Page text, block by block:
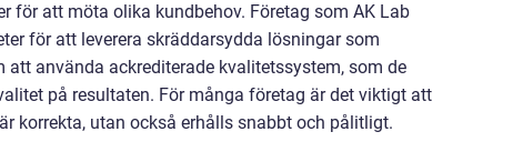
för att möta olika kundbehov. Företag som AK Lab
för att leverera skräddarsydda lösningar som
att använda ackrediterade kvalitetssystem, som de
på resultaten. För många företag är det viktigt att
korrekta, utan också erhålls snabbt och pålitligt.